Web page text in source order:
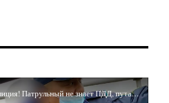
И снова дорожная полиция! Патрульный не знает ПДД, путается в знаках и требует снимать его на видео!